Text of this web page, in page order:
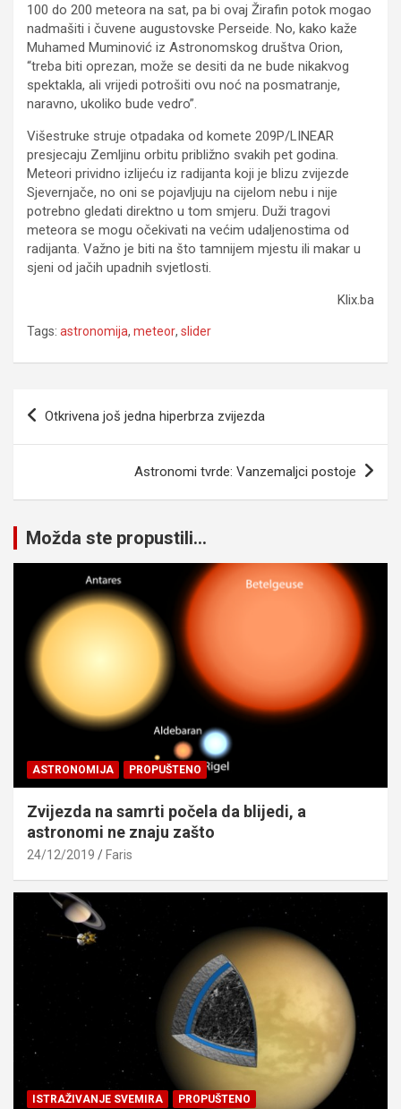
100 do 200 meteora na sat, pa bi ovaj Žirafin potok mogao
nadmašiti i čuvene augustovske Perseide. No, kako kaže
Muhamed Muminović iz Astronomskog društva Orion,
“treba biti oprezan, može se desiti da ne bude nikakvog
spektakla, ali vrijedi potrošiti ovu noć na posmatranje,
naravno, ukoliko bude vedro”.
Višestruke struje otpadaka od komete 209P/LINEAR
presjecaju Zemljinu orbitu približno svakih pet godina.
Meteori prividno izlijeću iz radijanta koji je blizu zvijezde
Sjevernjače, no oni se pojavljuju na cijelom nebu i nije
potrebno gledati direktno u tom smjeru. Duži tragovi
meteora se mogu očekivati na većim udaljenostima od
radijanta. Važno je biti na što tamnijem mjestu ili makar u
sjeni od jačih upadnih svjetlosti.
Klix.ba
Tags: astronomija, meteor, slider
Navigacija
Otkrivena još jedna hiperbrza zvijezda
Astronomi tvrde: Vanzemaljci postoje
Možda ste propustili...
ASTRONOMIJA PROPUŠTENO
Zvijezda na samrti počela da blijedi, a
astronomi ne znaju zašto
24/12/2019 Faris
ISTRAŽIVANJE SVEMIRA PROPUŠTENO